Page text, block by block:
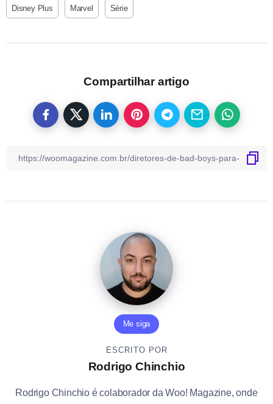
Disney Plus Marvel Série
Compartilhar artigo
Me siga
ESCRITO POR
Rodrigo Chinchio
Rodrigo Chinchio é colaborador da Woo! Magazine, onde